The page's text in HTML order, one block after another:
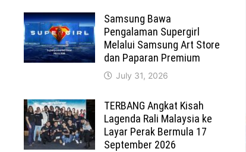
Samsung Bawa
Pengalaman Supergirl
Melalui Samsung Art Store
dan Paparan Premium
July 31, 2026
TERBANG Angkat Kisah
Lagenda Rali Malaysia ke
Layar Perak Bermula 17
September 2026